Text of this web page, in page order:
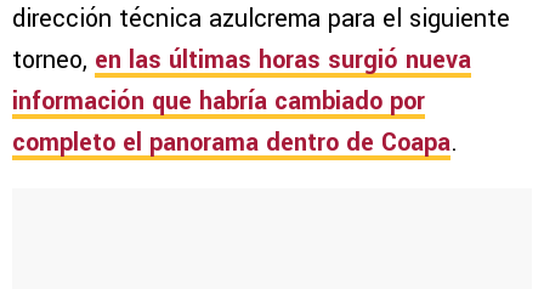
dirección técnica azulcrema para el siguiente
torneo, en las últimas horas surgió nueva
información que habría cambiado por
completo el panorama dentro de Coapa.